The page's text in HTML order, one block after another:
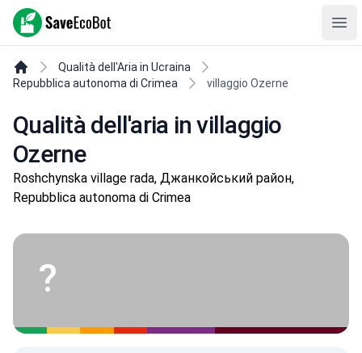
SaveEcoBot
Qualità dell'Aria in Ucraina
Repubblica autonoma di Crimea
villaggio Ozerne
Qualità dell'aria in villaggio
Ozerne
Roshchynska village rada, Джанкойський район,
Repubblica autonoma di Crimea
?